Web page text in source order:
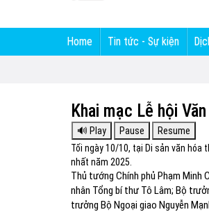
Home Tin tức - Sự kiện
Khai mạc Lễ hội
Tối ngày 10/10, tại Di sản văn hóa
nhất năm 2025.
Thủ tướng Chính phủ Phạm Minh
nhân Tổng bí thư Tô Lâm; Bộ
trưởng Bộ Ngoại giao Nguyễn